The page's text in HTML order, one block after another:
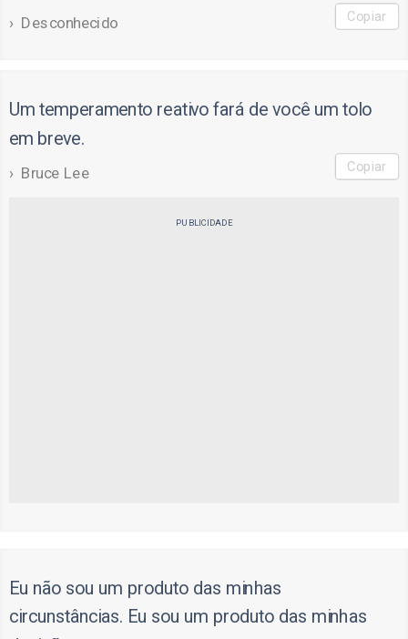
Desconhecido Copiar
Um temperamento reativo fará de você um tolo
em breve.
Bruce Lee Copiar
PUBLICIDADE
Eu não sou um produto das minhas
circunstâncias. Eu sou um produto das minhas